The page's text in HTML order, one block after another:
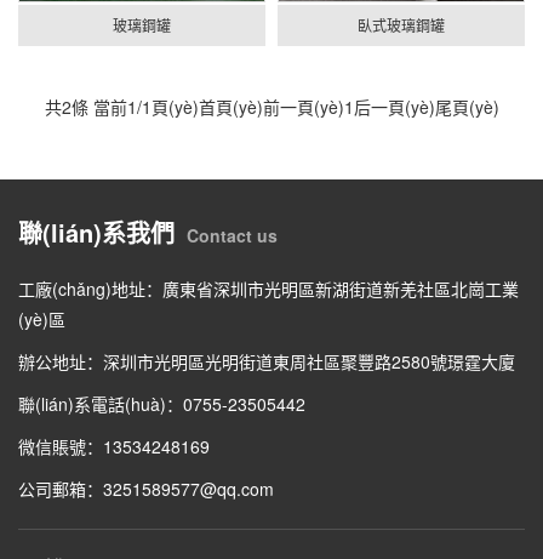
玻璃鋼罐 臥式玻璃鋼罐
共2條 當前1/1頁(yè)首頁(yè)前一頁(yè)1 后一頁(yè)尾頁(yè)
聯(lián)系我們 Contact us
工廠(chǎng)地址：廣東省深圳市光明區新湖街道新羌社區北崗工業
(yè)區
辦公地址：深圳市光明區光明街道東周社區聚豐路2580號璟霆大廈
聯(lián)系電話(huà)：0755-23505442
微信賬號：13534248169
公司郵箱：3251589577@qq.com